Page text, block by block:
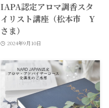
IAPA認定アロマ調香スタ
イリスト講座（松本市 Y
さま）
2024年9月10日